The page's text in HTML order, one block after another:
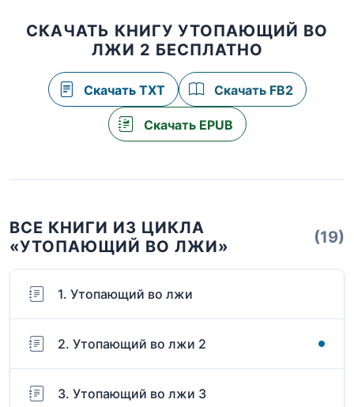
СКАЧАТЬ КНИГУ УТОПАЮЩИЙ ВО
ЛЖИ 2 БЕСПЛАТНО
Скачать TXT Скачать FB2
Скачать EPUB
ВСЕ КНИГИ ИЗ ЦИКЛА
«УТОПАЮЩИЙ ВО ЛЖИ»
(19)
1. Утопающий во лжи
2. Утопающий во лжи 2
3. Утопающий во лжи 3